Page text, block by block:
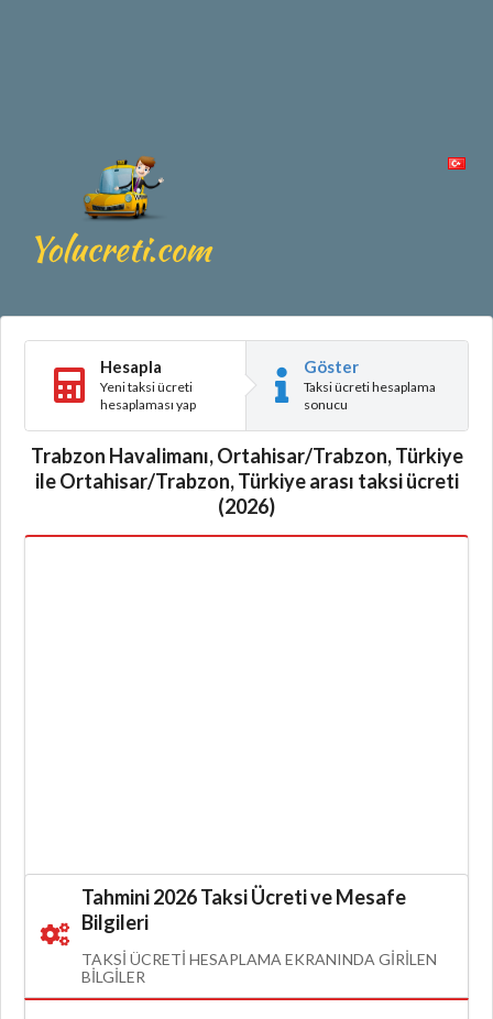
Hesapla
Yeni taksi ücreti
hesaplaması yap
Göster
Taksi ücreti hesaplama
sonucu
Trabzon Havalimanı, Ortahisar/Trabzon, Türkiye
ile Ortahisar/Trabzon, Türkiye arası taksi ücreti
(2026)
Tahmini 2026 Taksi Ücreti ve Mesafe
Bilgileri
TAKSI ÜCRETI HESAPLAMA EKRANINDA GIRILEN
BILGILER